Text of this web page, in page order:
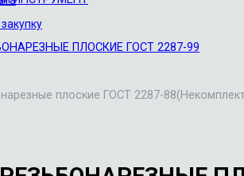
ПЛОСКИЕ ГОСТ 2287-99
плоские ГОСТ 2287-